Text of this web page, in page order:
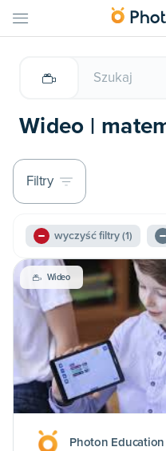
Wideo |
Filtry
wyczyść filtry(1)
Wideo
Photon Education